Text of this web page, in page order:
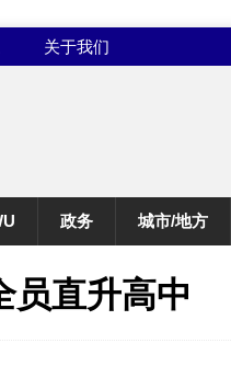
关于我们
政务 城市/地方
员直升高中